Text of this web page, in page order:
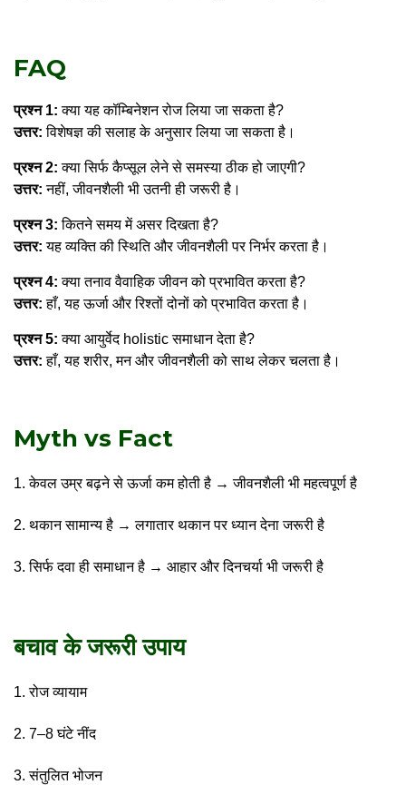
FAQ
प्रश्न 1: क्या यह कॉम्बिनेशन रोज लिया जा सकता है?
उत्तर: विशेषज्ञ की सलाह के अनुसार लिया जा सकता है।
प्रश्न 2: क्या सिर्फ कैप्सूल लेने से समस्या ठीक हो जाएगी?
उत्तर: नहीं, जीवनशैली भी उतनी ही जरूरी है।
प्रश्न 3: कितने समय में असर दिखता है?
उत्तर: यह व्यक्ति की स्थिति और जीवनशैली पर निर्भर करता है।
प्रश्न 4: क्या तनाव वैवाहिक जीवन को प्रभावित करता है?
उत्तर: हाँ, यह ऊर्जा और रिश्तों दोनों को प्रभावित करता है।
प्रश्न 5: क्या आयुर्वेद holistic समाधान देता है?
उत्तर: हाँ, यह शरीर, मन और जीवनशैली को साथ लेकर चलता है।
Myth vs Fact
केवल उम्र बढ़ने से ऊर्जा कम होती है → जीवनशैली भी महत्वपूर्ण है
थकान सामान्य है → लगातार थकान पर ध्यान देना जरूरी है
सिर्फ दवा ही समाधान है → आहार और दिनचर्या भी जरूरी है
बचाव के जरूरी उपाय
रोज व्यायाम
7–8 घंटे नींद
संतुलित भोजन